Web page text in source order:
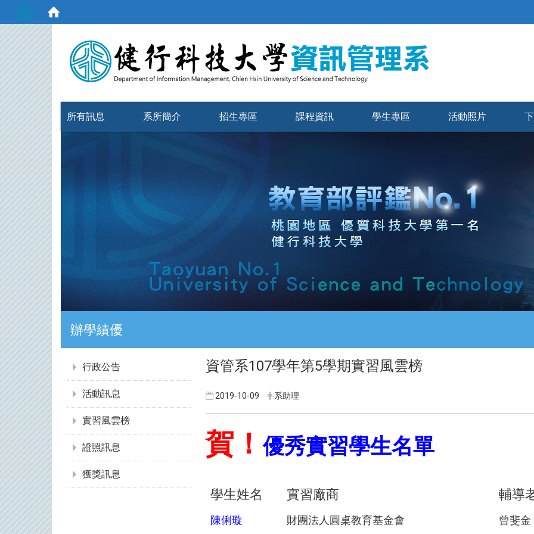
所有訊息 系所簡介 招生專區 課程資訊 學生專區 活動照片
證照達人
行政公告
活動訊息
實習風雲榜
證照訊息
獲獎訊息
資管系107學年第5學期實習風雲榜
2019-10-09 系助理
賀！優秀實習學生名單
學生姓名 實習廠商 輔導
陳俐璇 財團法人圓桌教育基金會 曾斐金